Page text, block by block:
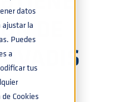
datos
ajustar la
Puedes
a
tus
Cookies
DE